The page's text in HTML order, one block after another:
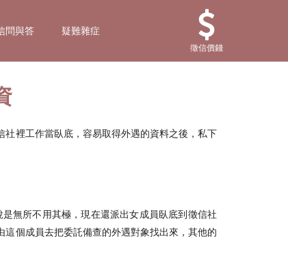
問與答 疑難雜症
徵信價錢
裡工作當臥底，容易取得外遇的資料之後，私下
無所不用其極，現在還派出女成員臥底到徵信社
個成員去把委託備查的外遇對象找出來，其他的